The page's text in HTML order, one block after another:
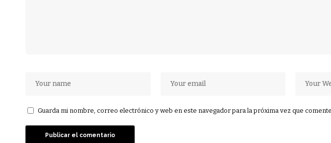
Guarda mi nombre, correo electrónico y web en este navegador para la próxima vez que